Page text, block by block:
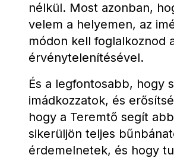
nélkül. Most azonban,
velem a helyemen, az
módon kell foglalkoznod
érvénytelenítésével.
És a legfontosabb, hogy
imádkozzatok, és
hogy a Teremtő segít
sikerüljön teljes
érdemelnetek, és hogy